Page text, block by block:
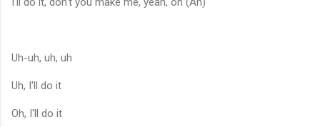
Uh-uh, uh, uh
Uh, I'll do it
Oh, I'll do it